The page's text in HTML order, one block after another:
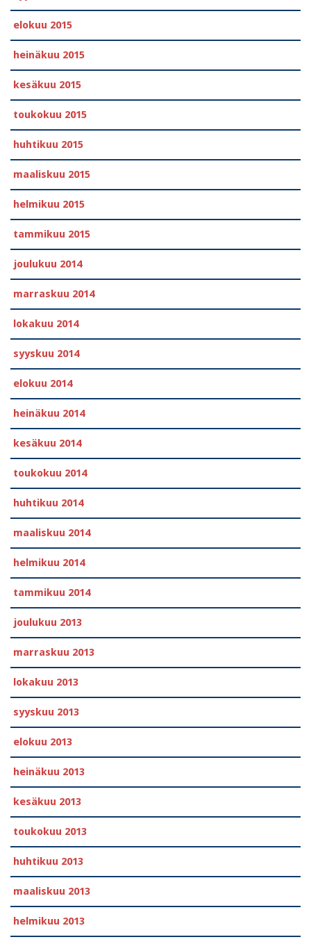
elokuu 2015
heinäkuu 2015
kesäkuu 2015
toukokuu 2015
huhtikuu 2015
maaliskuu 2015
helmikuu 2015
tammikuu 2015
joulukuu 2014
marraskuu 2014
lokakuu 2014
syyskuu 2014
elokuu 2014
heinäkuu 2014
kesäkuu 2014
toukokuu 2014
huhtikuu 2014
maaliskuu 2014
helmikuu 2014
tammikuu 2014
joulukuu 2013
marraskuu 2013
lokakuu 2013
syyskuu 2013
elokuu 2013
heinäkuu 2013
kesäkuu 2013
toukokuu 2013
huhtikuu 2013
maaliskuu 2013
helmikuu 2013